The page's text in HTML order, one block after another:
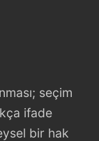
seçim
ifade
bir hak